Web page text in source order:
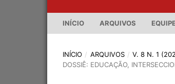
INÍCIO ARQUIVOS
INÍCIO / ARQUIVOS / V. 8 N. 1
DOSSIÊ: EDUCAÇÃO,